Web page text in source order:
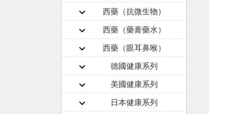
西藥（抗微生物）
西藥（藥膏藥水）
西藥（眼耳鼻喉）
德國健康系列
美國健康系列
日本健康系列